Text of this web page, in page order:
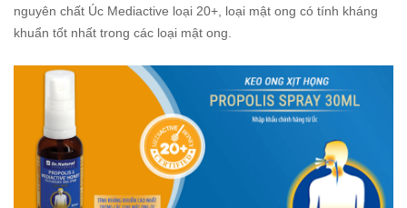
nguyên chất Úc Mediactive loại 20+, loại mật ong có tính kháng
khuẩn tốt nhất trong các loại mật ong.